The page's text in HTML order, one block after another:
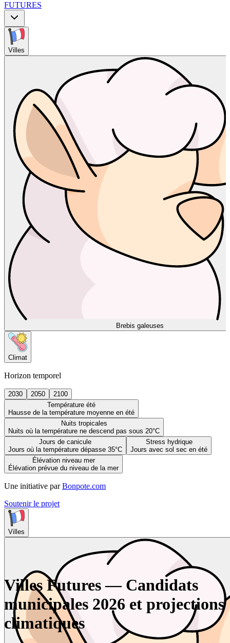
FUTURES
Villes
Brebis galeuses
Climat
Horizon temporel
2030 2050
2100
Température été
Hausse de la température moyenne en été
Nuits tropicales
Nuits où la température ne descend pas sous 20°C
Jours de canicule
Jours où la température dépasse 35°C
Stress hydrique
Jours avec sol sec en été
Élévation niveau mer
Élévation prévue du niveau de la mer
Une initiative par Bonpote.com
Soutenir le projet
Villes
Villes Futures — Candidats
municipales 2026 et projections
climatiques